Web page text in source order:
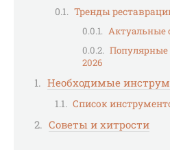
Тренды
Актуальные
Популярные
2026
Необходимые
Список
Советы и хитрости